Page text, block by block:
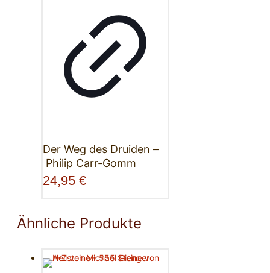
Der Weg des Druiden –
Philip Carr-Gomm
24,95 €
Ähnliche Produkte